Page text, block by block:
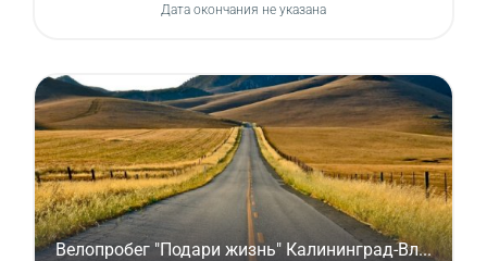
Дата окончания не указана
Велопробег "Подари жизнь" Калининград-Вл...